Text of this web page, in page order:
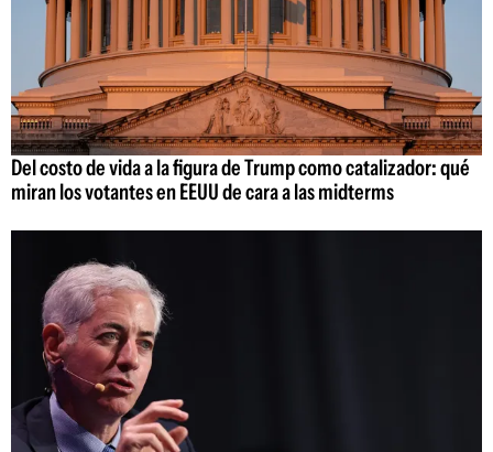
Del costo de vida a la figura de Trump como catalizador: qué
miran los votantes en EEUU de cara a las midterms